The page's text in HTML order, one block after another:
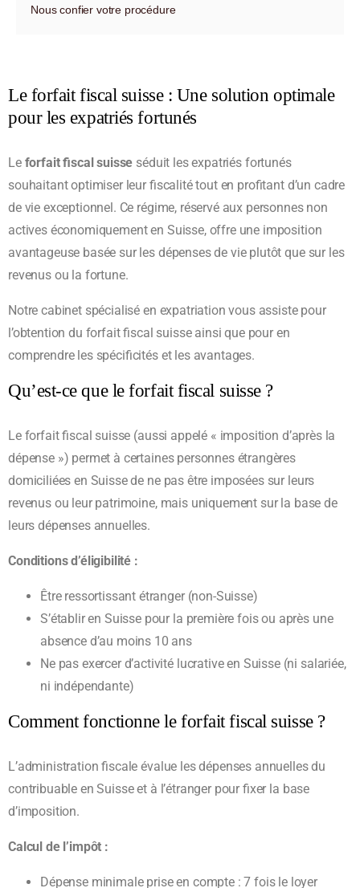
Nous confier votre procédure
Le forfait fiscal suisse : Une solution optimale
pour les expatriés fortunés
Le forfait fiscal suisse séduit les expatriés fortunés
souhaitant optimiser leur fiscalité tout en profitant d’un cadre
de vie exceptionnel. Ce régime, réservé aux personnes non
actives économiquement en Suisse, offre une imposition
avantageuse basée sur les dépenses de vie plutôt que sur les
revenus ou la fortune.
Notre cabinet spécialisé en expatriation vous assiste pour
l’obtention du forfait fiscal suisse ainsi que pour en
comprendre les spécificités et les avantages.
Qu’est-ce que le forfait fiscal suisse ?
Le forfait fiscal suisse (aussi appelé « imposition d’après la
dépense ») permet à certaines personnes étrangères
domiciliées en Suisse de ne pas être imposées sur leurs
revenus ou leur patrimoine, mais uniquement sur la base de
leurs dépenses annuelles.
Conditions d’éligibilité :
Être ressortissant étranger (non-Suisse)
S’établir en Suisse pour la première fois ou après une
absence d’au moins 10 ans
Ne pas exercer d’activité lucrative en Suisse (ni salariée,
ni indépendante)
Comment fonctionne le forfait fiscal suisse ?
L’administration fiscale évalue les dépenses annuelles du
contribuable en Suisse et à l’étranger pour fixer la base
d’imposition.
Calcul de l’impôt :
Dépense minimale prise en compte : 7 fois le loyer